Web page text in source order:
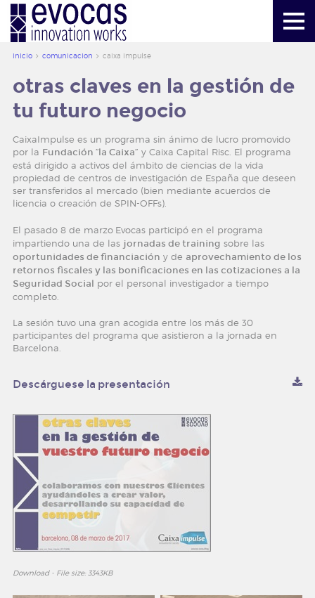
más informaciónmailbox@evocas.com
inicio
servicios
herramientas
creacion de valor
comunicacion
publicaciones
noticias y eventos
contacto
trabaja con nosotros
inicio comunicacion caixa impulse
otras claves en la gestión de
tu futuro negocio
CaixaImpulse es un programa sin ánimo de lucro promovido
por la Fundación “la Caixa” y Caixa Capital Risc. El programa
está dirigido a activos del ámbito de ciencias de la vida
propiedad de centros de investigación de España que deseen
ser transferidos al mercado (bien mediante acuerdos de
licencia o creación de SPIN-OFFs).
El pasado 8 de marzo Evocas participó en el programa
impartiendo una de las jornadas de training sobre las
oportunidades de financiación y de aprovechamiento de los
retornos fiscales y las bonificaciones en las cotizaciones a la
Seguridad Social por el personal investigador a tiempo
completo.
La sesión tuvo una gran acogida entre los más de 30
participantes del programa que asistieron a la jornada en
Barcelona.
Descárguese la presentación
Download - File size: 3343KB